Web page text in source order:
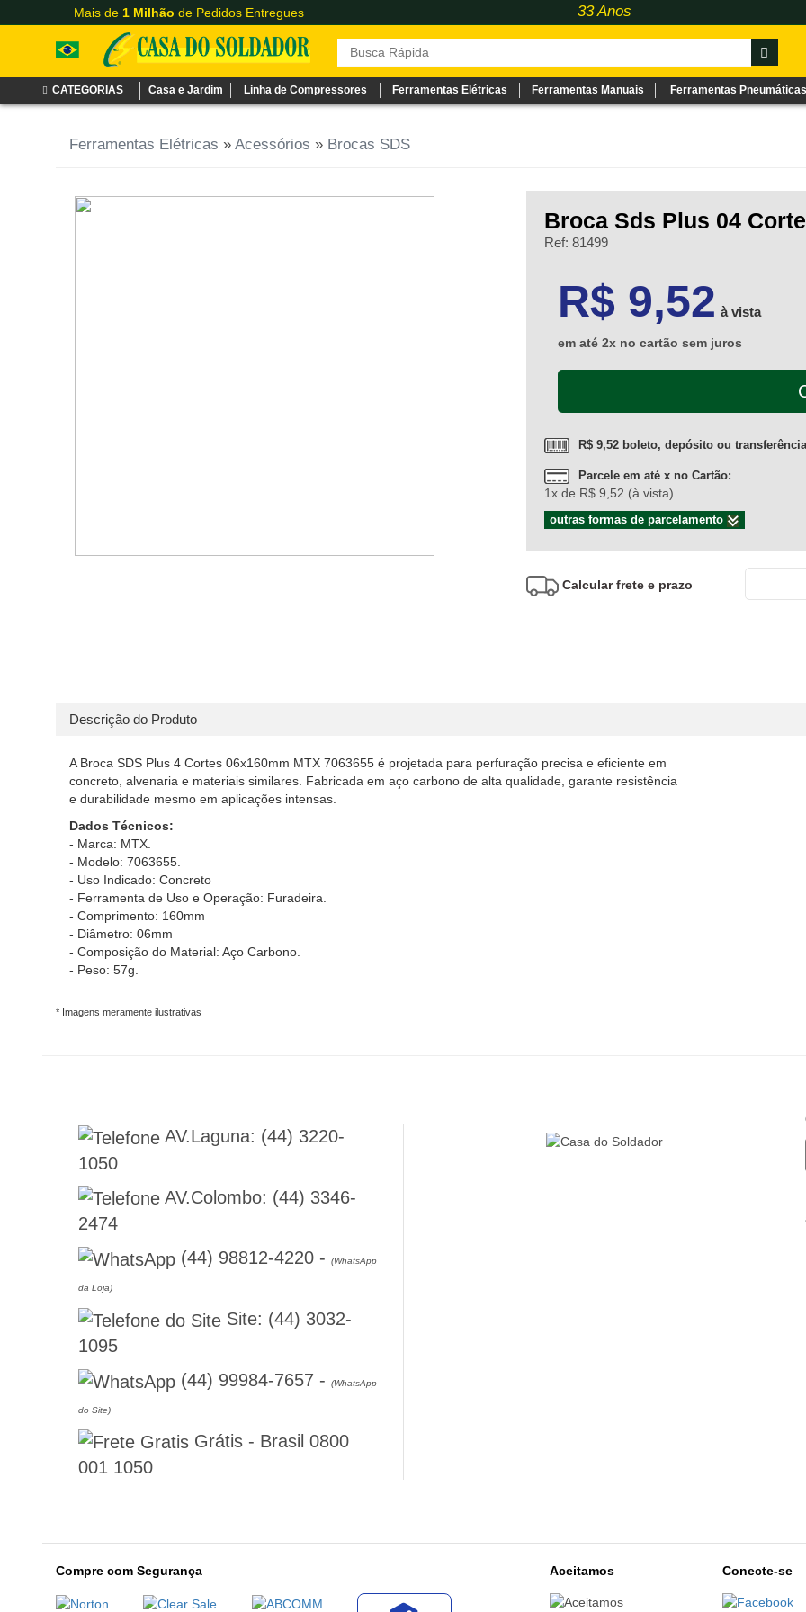
Mais de 1 Milhão de Pedidos Entregues 33 Anos
CATEGORIAS Casa e Jardim Linha de Compressores Ferramentas Elétricas Ferramentas Manuais Ferramentas Pneumáticas
Ferramentas Elétricas » Acessórios » Brocas SDS
Broca Sds Plus 04
Ref: 81499
R$ 9,52 à vista
em até 2x no cartão sem juros
R$ 9,52 boleto, depósito ou
Parcele em até x no Cartão:
1x de R$ 9,52 (à vista)
outras formas de parcelamento
Calcular frete e prazo
Descrição do Produto
A Broca SDS Plus 4 Cortes 06x160mm MTX 7063655 é projetada para perfuração precisa e eficiente em
concreto, alvenaria e materiais similares. Fabricada em aço carbono de alta qualidade, garante resistência
e durabilidade mesmo em aplicações intensas.
Dados Técnicos:
- Marca: MTX.
- Modelo: 7063655.
- Uso Indicado: Concreto
- Ferramenta de Uso e Operação: Furadeira.
- Comprimento: 160mm
- Diâmetro: 06mm
- Composição do Material: Aço Carbono.
- Peso: 57g.
* Imagens meramente ilustrativas
AV.Laguna: (44) 3220-
1050
AV.Colombo: (44) 3346-
2474
(44) 98812-4220 - (WhatsApp
da Loja)
Site: (44) 3032-
1095
(44) 99984-7657 - (WhatsApp
do Site)
Grátis - Brasil 0800
001 1050
Compre com Segurança Aceitamos Conecte-se